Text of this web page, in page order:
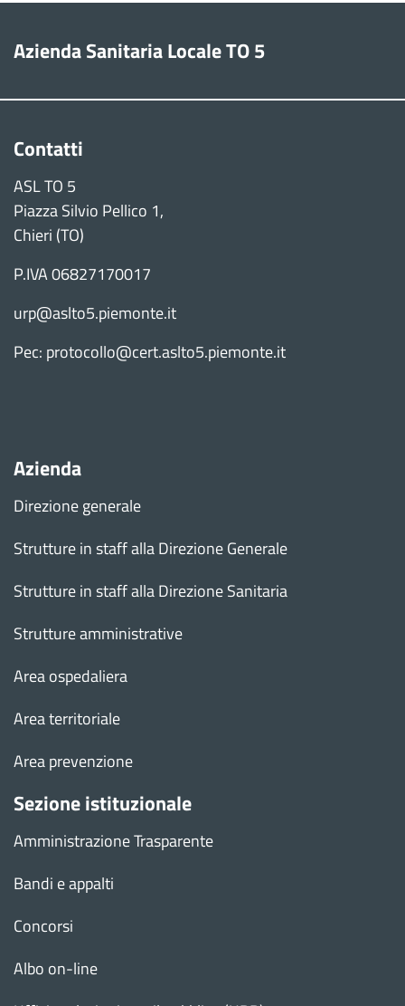
Azienda Sanitaria Locale TO 5
Contatti
ASL TO 5
Piazza Silvio Pellico 1,
Chieri (TO)
P.IVA 06827170017
urp@aslto5.piemonte.it
Pec: protocollo@cert.aslto5.piemonte.it
Azienda
Direzione generale
Strutture in staff alla Direzione Generale
Strutture in staff alla Direzione Sanitaria
Strutture amministrative
Area ospedaliera
Area territoriale
Area prevenzione
Sezione istituzionale
Amministrazione Trasparente
Bandi e appalti
Concorsi
Albo on-line